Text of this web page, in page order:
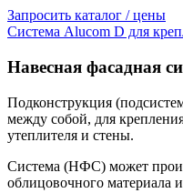
Запросить каталог / цены
Система Alucom D для
Навесная фасадная
Подконструкция
между собой, для
утеплителя и стены.
Система (НФС) может
облицовочного материала